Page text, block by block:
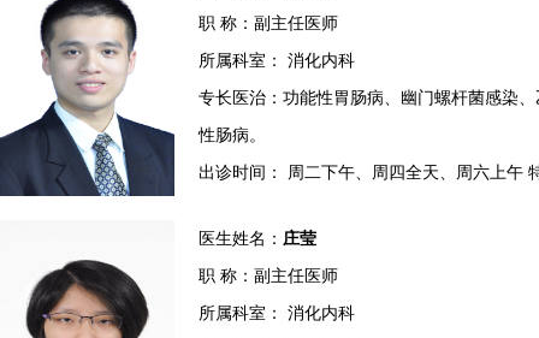
职 称：副主任医师
所属科室： 消化内科
专长医治：功能性胃肠病、幽门螺杆菌感染
性肠病。
出诊时间： 周二下午、周四全天、周六上午
医生姓名： 庄莹
职 称：副主任医师
所属科室： 消化内科